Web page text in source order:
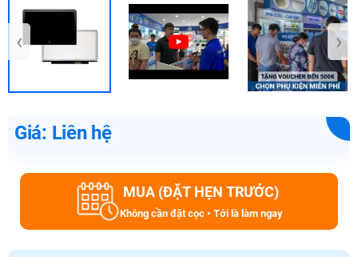
‹ ›
Giá: Liên hệ
MUA (ĐẶT HẸN TRƯỚC)
Không cần đặt cọc • Tới là làm ngay